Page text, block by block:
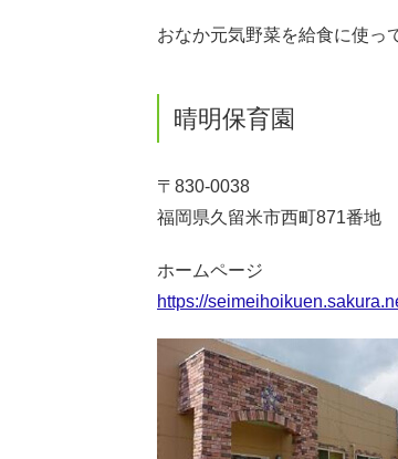
おなか元気野菜を給食に使っ
晴明保育園
〒830-0038
福岡県久留米市西町871番地
ホームページ
https://